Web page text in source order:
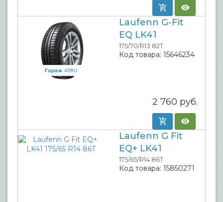
Laufenn G-Fit
EQ LK41
175/70/R13 82T
Код товара: 15646234
2 760 руб.
Laufenn G Fit
EQ+ LK41
175/65/R14 86T
Код товара: 15850271